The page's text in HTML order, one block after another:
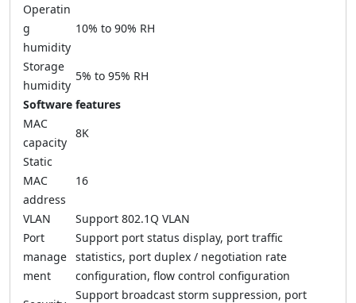
Operatin
g
humidity
10% to 90% RH
Storage
humidity
5% to 95% RH
Software features
MAC
capacity
8K
Static
MAC
address
16
VLAN
Support 802.1Q VLAN
Port
manage
ment
Support port status display, port traffic
statistics, port duplex / negotiation rate
configuration, flow control configuration
Support broadcast storm suppression, port